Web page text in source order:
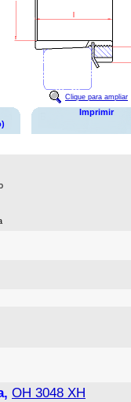
Clique para ampliar
Imprimir
OH 3048 XH